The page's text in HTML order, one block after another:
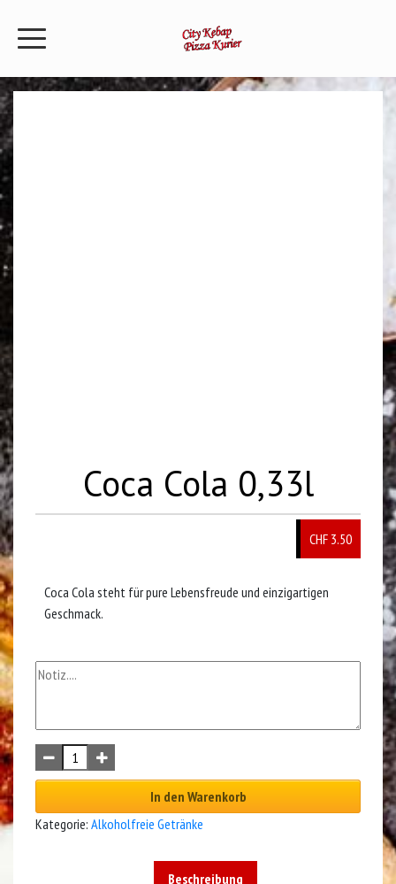
Coca Cola 0,33l
CHF 3.50
Coca Cola steht für pure Lebensfreude und einzigartigen
Geschmack.
In den Warenkorb
Kategorie: Alkoholfreie Getränke
Beschreibung